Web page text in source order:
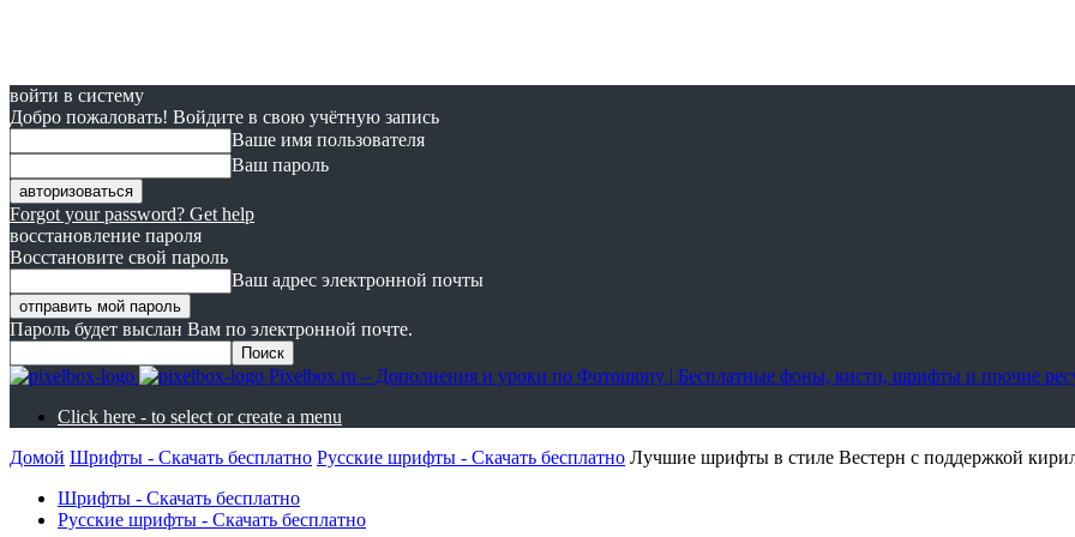
войти в систему
Добро пожаловать! Войдите в свою учётную запись
Ваше имя пользователя
Ваш пароль
Forgot your password? Get help
восстановление пароля
Восстановите свой пароль
Ваш адрес электронной почты
Пароль будет выслан Вам по электронной почте.
Pixelbox.ru – Дополнения и уроки по Фотошопу | Бесплатные фоны, кисти, шрифты и прочие
Click here - to select or create a menu
Домой Шрифты - Скачать бесплатно Русские шрифты - Скачать бесплатно Лучшие шрифты в стиле Вестерн с поддержкой
Шрифты - Скачать бесплатно
Русские шрифты - Скачать бесплатно